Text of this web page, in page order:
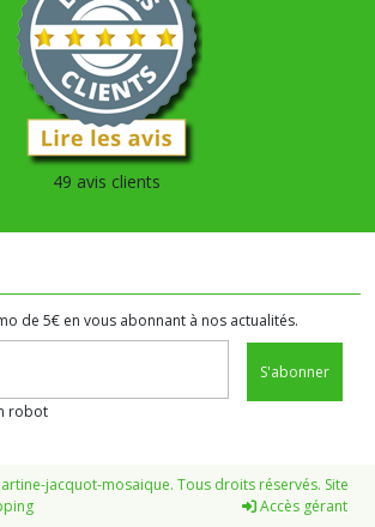
49 avis clients
de 5€ en vous abonnant à nos actualités.
S'abonner
robot
jacquot-mosaique. Tous droits réservés. Site
Accès gérant